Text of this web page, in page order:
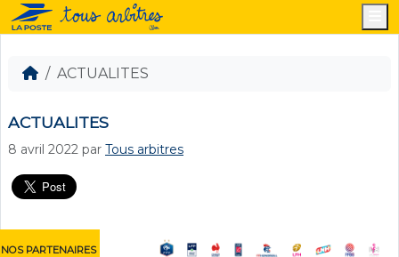
ACTUALITES
ACTUALITES
8 avril 2022 par Tous arbitres
NOS PARTENAIRES